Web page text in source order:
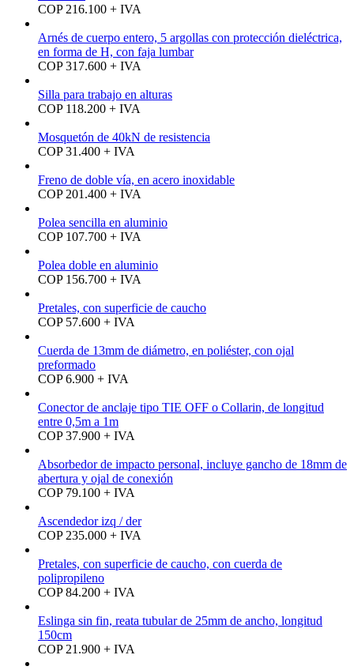
COP 216.100 + IVA
Arnés de cuerpo entero, 5 argollas con protección dieléctrica,
en forma de H, con faja lumbar
COP 317.600 + IVA
Silla para trabajo en alturas
COP 118.200 + IVA
Mosquetón de 40kN de resistencia
COP 31.400 + IVA
Freno de doble vía, en acero inoxidable
COP 201.400 + IVA
Polea sencilla en aluminio
COP 107.700 + IVA
Polea doble en aluminio
COP 156.700 + IVA
Pretales, con superficie de caucho
COP 57.600 + IVA
Cuerda de 13mm de diámetro, en poliéster, con ojal
preformado
COP 6.900 + IVA
Conector de anclaje tipo TIE OFF o Collarin, de longitud
entre 0,5m a 1m
COP 37.900 + IVA
Absorbedor de impacto personal, incluye gancho de 18mm de
abertura y ojal de conexión
COP 79.100 + IVA
Ascendedor izq / der
COP 235.000 + IVA
Pretales, con superficie de caucho, con cuerda de
polipropileno
COP 84.200 + IVA
Eslinga sin fin, reata tubular de 25mm de ancho, longitud
150cm
COP 21.900 + IVA